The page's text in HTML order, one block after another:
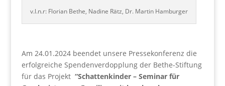
v.l.n.r: Florian Bethe, Nadine Rätz, Dr. Martin Hamburger
Am 24.01.2024 beendet unsere Pressekonferenz die
erfolgreiche Spendenverdopplung der Bethe-Stiftung
für das Projekt “Schattenkinder – Seminar für